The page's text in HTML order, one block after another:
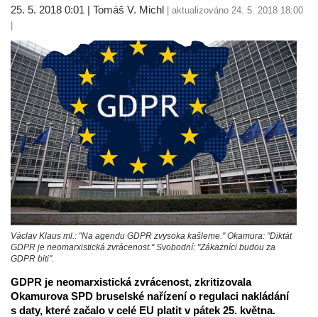
25. 5. 2018 0:01 | Tomáš V. Michl | aktualizováno 24. 5. 2018 18:00
Václav Klaus ml.: "Na agendu GDPR zvysoka kašleme." Okamura: "Diktát
GDPR je neomarxistická zvrácenost." Svobodní: "Zákazníci budou za
GDPR biti".
GDPR je neomarxistická zvrácenost, zkritizovala
Okamurova SPD bruselské nařízení o regulaci nakládání
s daty, které začalo v celé EU platit v pátek 25. května.